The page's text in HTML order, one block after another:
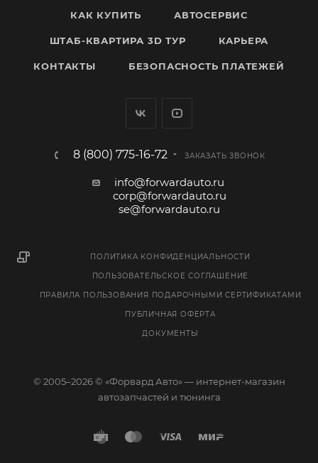
КАК КУПИТЬ АВТОСЕРВИС
ШТАБ-КВАРТИРА 3D ТУР КАРЬЕРА
КОНТАКТЫ БЕЗОПАСНОСТЬ ПЛАТЕЖЕЙ
8 (800) 775-16-72 ЗАКАЗАТЬ ЗВОНОК
info@forwardauto.ru
corp@forwardauto.ru
se@forwardauto.ru
ПОЛИТИКА КОНФИДЕНЦИАЛЬНОСТИ
ПОЛЬЗОВАТЕЛЬСКОЕ СОГЛАШЕНИЕ
ПРАВИЛА ПОЛЬЗОВАНИЯ ПОДАРОЧНЫМИ СЕРТИФИКАТАМИ
ПУБЛИЧНАЯ ОФЕРТА
ДОКУМЕНТЫ
© 2005–2026 © «Форвард Авто» — интернет-магазин
автозапчастей и тюнинга